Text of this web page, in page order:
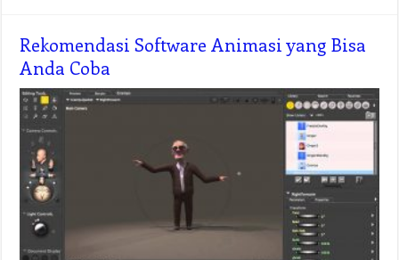
Rekomendasi Software Animasi yang Bisa
Anda Coba